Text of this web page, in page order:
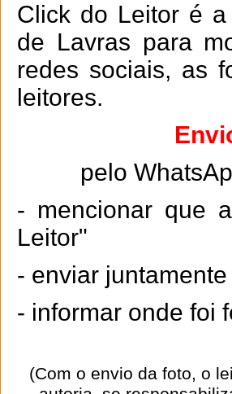
Click do Leitor é
de Lavras para
redes sociais, as
leitores.
pelo
- mencionar que
Leitor"
- enviar
- informar onde foi
(Com o envio da foto, o